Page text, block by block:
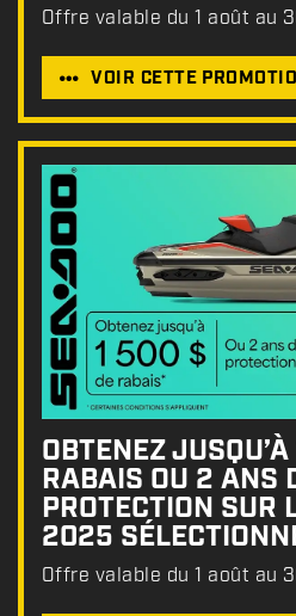
Offre valable du 1 août au
VOIR CETTE
OBTENEZ
RABAIS OU 2 ANS
PROTECTION SUR
2025
Offre valable du 1 août au